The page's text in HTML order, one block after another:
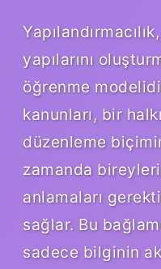
yapılarını
öğrenme
kanunları, bir
düzenleme
zamanda
anlamaları
sağlar. Bu
sadece bilginin